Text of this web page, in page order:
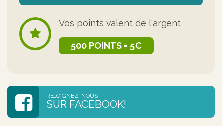
Vos points valent de l'argent
500 POINTS = 5€
REJOIGNEZ-NOUS
SUR FACEBOOK!